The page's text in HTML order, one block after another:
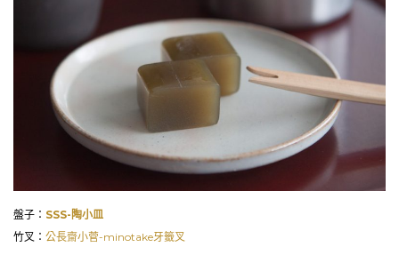
盤子： SSS-陶小皿
竹叉： 公長齋小菅-minotake牙籤叉